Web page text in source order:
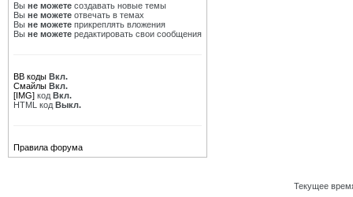
Вы не можете создавать новые темы
Вы не можете отвечать в темах
Вы не можете прикреплять вложения
Вы не можете редактировать свои сообщения
BB коды Вкл.
Смайлы Вкл.
[IMG] код Вкл.
HTML код Выкл.
Правила форума
Текущее